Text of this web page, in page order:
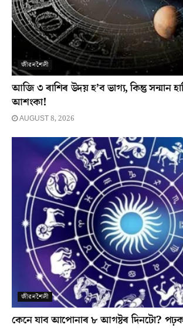
জীৱনশৈলী
আজি ৩ ৰাশিৰ উদয় হ’ব ভাগ্য, কিন্তু সন্মান
আশংকা!
AUGUST 8, 2026
জীৱনশৈলী
কেনে যাব আপোনাৰ ৮ আগষ্টৰ দিনটো?